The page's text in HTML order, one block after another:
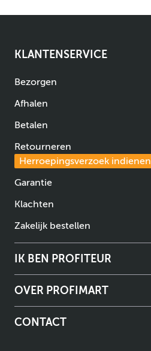
KLANTENSERVICE
Bezorgen
Afhalen
Betalen
Retourneren
Herroepingsverzoek indienen
Garantie
Klachten
Zakelijk bestellen
IK BEN PROFITEUR
OVER PROFIMART
CONTACT